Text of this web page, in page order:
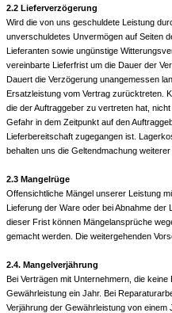
2.2 Lieferverzögerung
Wird die von uns geschuldete Leistung
unverschuldetes Unvermögen auf Seiten
Lieferanten sowie ungünstige
vereinbarte Lieferfrist um die Dauer der
Dauert die Verzögerung unangemessen
Ersatzleistung vom Vertrag zurücktreten.
die der Auftraggeber zu vertreten hat,
Gefahr in dem Zeitpunkt auf den
Lieferbereitschaft zugegangen ist.
behalten uns die Geltendmachung
2.3 Mangelrüge
Offensichtliche Mängel unserer Leistung
Lieferung der Ware oder bei Abnahme
dieser Frist können Mängelansprüche
gemacht werden. Die weitergehenden
2.4. Mangelverjährung
Bei Verträgen mit Unternehmern, die
Gewährleistung ein Jahr. Bei
Verjährung der Gewährleistung von